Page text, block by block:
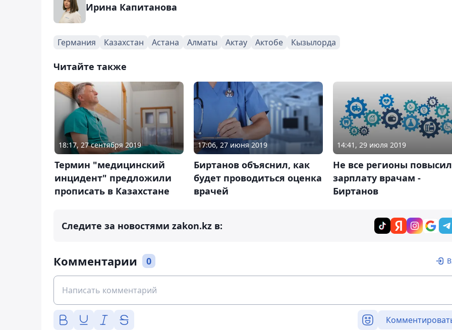
Ирина Капитанова
Германия Казахстан Астана Алматы Актау Актобе Кызылорда
Читайте также
18:17, 27 сентября 2019
Термин "медицинский
инцидент" предложили
прописать в Казахстане
17:06, 27 июня 2019
Биртанов объяснил, как
будет проводиться оценка
врачей
14:41, 29 июля 2019
Не все регионы
зарплату врачам -
Биртанов
Следите за новостями zakon.kz в:
Комментарии 0